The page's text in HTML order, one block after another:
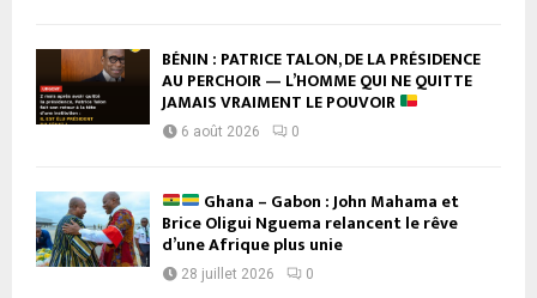
BÉNIN : PATRICE TALON, DE LA PRÉSIDENCE
AU PERCHOIR — L’HOMME QUI NE QUITTE
JAMAIS VRAIMENT LE POUVOIR
6 août 2026 0
Ghana – Gabon : John Mahama et
Brice Oligui Nguema relancent le rêve
d’une Afrique plus unie
28 juillet 2026 0